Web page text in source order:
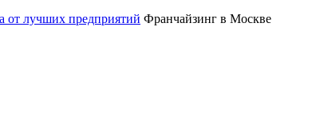
Франчайзинг в Москве